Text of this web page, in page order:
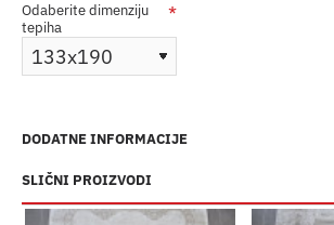
Odaberite dimenziju
tepiha
SLIČNI PROIZVODI
DODATNE INFORMACIJE